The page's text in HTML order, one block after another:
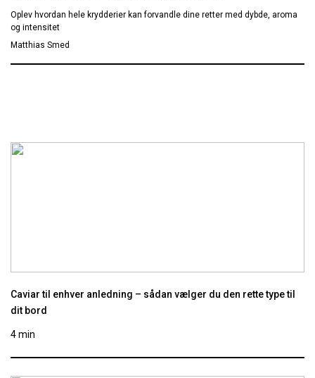
Oplev hvordan hele krydderier kan forvandle dine retter med dybde, aroma
og intensitet
Matthias Smed
Caviar til enhver anledning – sådan vælger du den rette type til
dit bord
4 min